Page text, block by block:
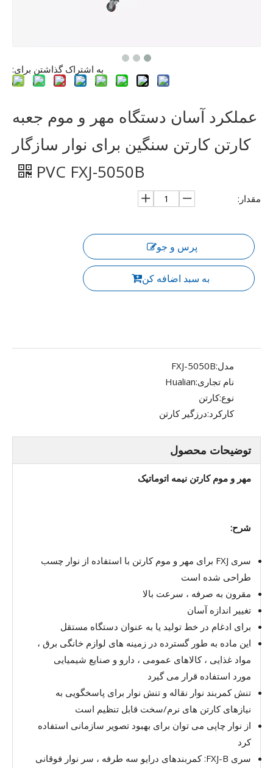
به اشتراک گذاشتن برای:
عملکرد آسان دستگاه مهر و موم جعبه
کارتن کارتن سنگین برای نوار سازگار
PVC FXJ-5050B
مقدار:
پرس و جو
به سبد اضافه کن
مدل:FXJ-5050B
نام تجاری:Hualian
نوع:کارتن
کارکرد:درزگیر کارتن
توضیحات محصول
مهر و موم کارتن نیمه اتوماتیک
شرح:
سری FXJ برای مهر و موم کارتن با استفاده از نوار چسب
طراحی شده است
مقرون به صرفه ، سرعت بالا
تغییر اندازه آسان
برای ادغام در خط تولید یا به عنوان دستگاه مستقل
این ماده به طور گسترده در زمینه های لوازم خانگی برق ،
مواد غذایی ، کالاهای عمومی ، دارو و صنایع شیمیایی
مورد استفاده قرار می گیرد
تنش کمربند نوار نقاله و تنش نوار برای پاسخگویی به
نیازهای کارتن های نرم/سخت قابل تنظیم است
از نوار چاپی می توان برای بهبود تصویر سازمانی استفاده
کرد
سری FXJ-B: کمربندهای درایو سه طرفه ، سر نوار فوقانی